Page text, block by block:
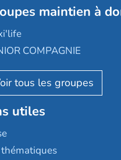
jardins d'Arcadie
management
d'or
services Villa
SOS
Âge
aplus
maintien à
COMPAGNIE
D'OR Services
utiles
thématiques